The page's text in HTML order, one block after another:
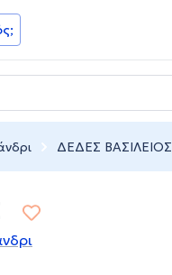
ΔΕΔΕΣ ΒΑΣΙΛΕΙΟΣ